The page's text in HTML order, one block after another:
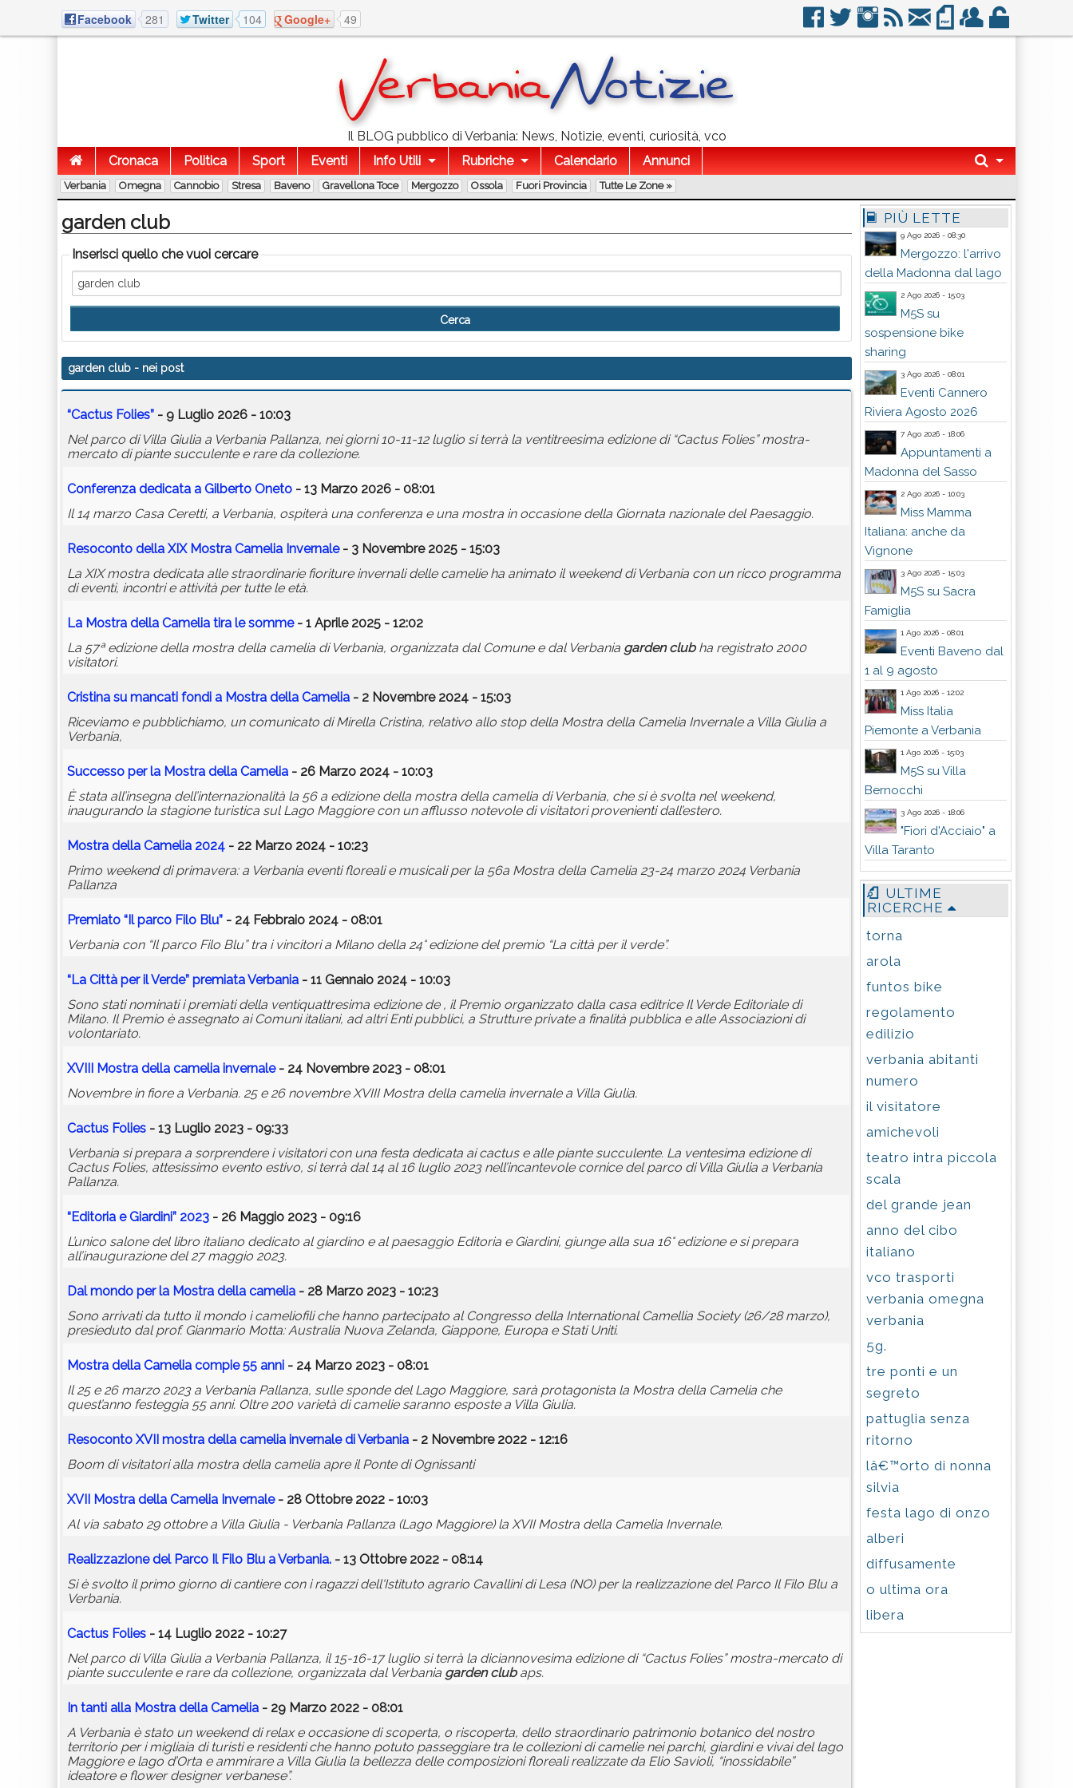
Facebook 281 Twitter 104 Google+ 49
Il BLOG pubblico di Verbania: News, Notizie, eventi, curiosità, vco
Cronaca
Politica Sport Eventi Info Utili Rubriche Calendario Annunci
Verbania Omegna Cannobio Stresa Baveno Gravellona Toce Mergozzo Ossola Fuori Provincia Tutte Le Zone »
garden club
Inserisci quello che vuoi cercare
garden club - nei post
“Cactus Folies” - 9 Luglio 2026 - 10:03
Nel parco di Villa Giulia a Verbania Pallanza, nei giorni 10-11-12 luglio si terrà la ventitreesima edizione di “Cactus Folies” mostra-
mercato di piante succulente e rare da collezione.
Conferenza dedicata a Gilberto Oneto - 13 Marzo 2026 - 08:01
Il 14 marzo Casa Ceretti, a Verbania, ospiterà una conferenza e una mostra in occasione della Giornata nazionale del Paesaggio.
Resoconto della XIX Mostra Camelia Invernale- 3 Novembre 2025 - 15:03
La XIX mostra dedicata alle straordinarie fioriture invernali delle camelie ha animato il weekend di Verbania con un ricco programma
di eventi, incontri e attività per tutte le età.
La Mostra della Camelia tira le somme- 1 Aprile 2025 - 12:02
La 57ª edizione della mostra della camelia di Verbania, organizzata dal Comune e dal Verbania garden clubha registrato 2000
visitatori.
Cristina su mancati fondi a Mostra della Camelia - 2 Novembre 2024 - 15:03
Riceviamo e pubblichiamo, un comunicato di Mirella Cristina, relativo allo stop della Mostra della Camelia Invernale a Villa Giulia a
Verbania,
Successo per la Mostra della Camelia - 26 Marzo 2024 - 10:03
È stata all’insegna dell’internazionalità la 56 a edizione della mostra della camelia di Verbania, che si è svolta nel weekend,
inaugurando la stagione turistica sul Lago Maggiore con un afflusso notevole di visitatori provenienti dall’estero.
Mostra della Camelia 2024 - 22 Marzo 2024 - 10:23
Primo weekend di primavera: a Verbania eventi floreali e musicali per la 56a Mostra della Camelia 23-24 marzo 2024 Verbania
Pallanza
Premiato “Il parco Filo Blu” - 24 Febbraio 2024 - 08:01
Verbania con “Il parco Filo Blu” tra i vincitori a Milano della 24° edizione del premio “La città per il verde”.
“La Città per il Verde” premiata Verbania - 11 Gennaio 2024 - 10:03
Sono stati nominati i premiati della ventiquattresima edizione de , il Premio organizzato dalla casa editrice Il Verde Editoriale di
Milano. Il Premio è assegnato ai Comuni italiani, ad altri Enti pubblici, a Strutture private a finalità pubblica e alle Associazioni di
volontariato.
XVIII Mostra della camelia invernale- 24 Novembre 2023 - 08:01
Novembre in fiore a Verbania. 25 e 26 novembre XVIII Mostra della camelia invernale a Villa Giulia.
Cactus Folies - 13 Luglio 2023 - 09:33
Verbania si prepara a sorprendere i visitatori con una festa dedicata ai cactus e alle piante succulente. La ventesima edizione di
Cactus Folies, attesissimo evento estivo, si terrà dal 14 al 16 luglio 2023 nell’incantevole cornice del parco di Villa Giulia a Verbania
Pallanza.
“Editoria e Giardini” 2023 - 26 Maggio 2023 - 09:16
L’unico salone del libro italiano dedicato al giardino e al paesaggio Editoria e Giardini, giunge alla sua 16° edizione e si prepara
all’inaugurazione del 27 maggio 2023.
Dal mondo per la Mostra della camelia - 28 Marzo 2023 - 10:23
Sono arrivati da tutto il mondo i cameliofili che hanno partecipato al Congresso della International Camellia Society (26/28 marzo),
presieduto dal prof. Gianmario Motta: Australia Nuova Zelanda, Giappone, Europa e Stati Uniti.
Mostra della Camelia compie 55 anni - 24 Marzo 2023 - 08:01
Il 25 e 26 marzo 2023 a Verbania Pallanza, sulle sponde del Lago Maggiore, sarà protagonista la Mostra della Camelia che
quest’anno festeggia 55 anni. Oltre 200 varietà di camelie saranno esposte a Villa Giulia.
Resoconto XVII mostra della camelia invernale di Verbania - 2 Novembre 2022 - 12:16
Boom di visitatori alla mostra della camelia apre il Ponte di Ognissanti
XVII Mostra della Camelia Invernale- 28 Ottobre 2022 - 10:03
Al via sabato 29 ottobre a Villa Giulia - Verbania Pallanza (Lago Maggiore) la XVII Mostra della Camelia Invernale.
Realizzazione del Parco Il Filo Blu a Verbania. - 13 Ottobre 2022 - 08:14
Si è svolto il primo giorno di cantiere con i ragazzi dell'Istituto agrario Cavallini di Lesa (NO) per la realizzazione del Parco Il Filo Blu a
Verbania.
Cactus Folies - 14 Luglio 2022 - 10:27
Nel parco di Villa Giulia a Verbania Pallanza, il 15-16-17 luglio si terrà la diciannovesima edizione di “Cactus Folies” mostra-mercato di
piante succulente e rare da collezione, organizzata dal Verbania garden clubaps.
In tanti alla Mostra della Camelia - 29 Marzo 2022 - 08:01
A Verbania è stato un weekend di relax e occasione di scoperta, o riscoperta, dello straordinario patrimonio botanico del nostro
territorio per i migliaia di turisti e residenti che hanno potuto passeggiare tra le collezioni di camelie nei parchi, giardini e vivai del lago
Maggiore e lago d’Orta e ammirare a Villa Giulia la bellezza delle composizioni floreali realizzate da Elio Savioli, “inossidabile”
ideatore e flower designer verbanese”.
PIÙ LETTE
9 Ago 2026 - 08:30
Mergozzo: l'arrivo
della Madonna dal lago
2 Ago 2026 - 15:03
M5S su
sospensione bike
sharing
3 Ago 2026 - 08:01
Eventi Cannero
Riviera Agosto 2026
7 Ago 2026 - 18:06
Appuntamenti a
Madonna del Sasso
2 Ago 2026 - 10:03
Miss Mamma
Italiana: anche da
Vignone
3 Ago 2026 - 15:03
M5S su Sacra
Famiglia
1 Ago 2026 - 08:01
Eventi Baveno dal
1 al 9 agosto
1 Ago 2026 - 12:02
Miss Italia
Piemonte a Verbania
1 Ago 2026 - 15:03
M5S su Villa
Bernocchi
3 Ago 2026 - 18:06
"Fiori d'Acciaio" a
Villa Taranto
ULTIME
RICERCHE
torna
arola
funtos bike
regolamento
edilizio
verbania abitanti
numero
il visitatore
amichevoli
teatro intra piccola
scala
del grande jean
anno del cibo
italiano
vco trasporti
verbania omegna
verbania
5g.
tre ponti e un
segreto
pattuglia senza
ritorno
lâ€™orto di nonna
silvia
festa lago di onzo
alberi
diffusamente
o ultima ora
libera